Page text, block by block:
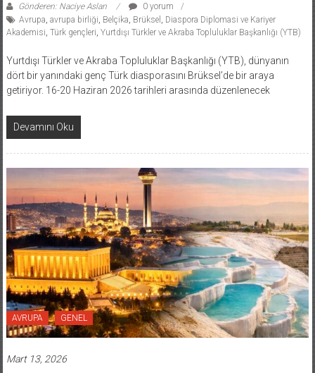
Gönderen: Naciye Aslan
0 yorum
Avrupa avrupa birliği Belçika Brüksel
Diaspora Diplomasi ve Kariyer
Akademisi Türk gençleri Yurtdışı Türkler ve Akraba Topluluklar Başkanlığı (YTB)
Yurtdışı Türkler ve Akraba Topluluklar Başkanlığı (YTB), dünyanın
dört bir yanındaki genç Türk diasporasını Brüksel’de bir araya
getiriyor. 16-20 Haziran 2026 tarihleri arasında düzenlenecek
Devamını Oku
AVRUPA GENEL
Mart 13, 2026